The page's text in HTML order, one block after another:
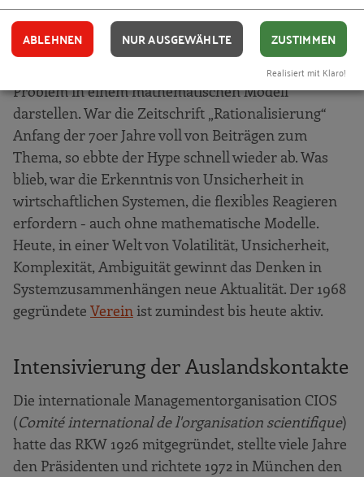
Anwendungsmöglichkeiten in der
Wirtschaftspraxis zu untersuchen. Dummerweise
lässt sich aber nicht jedes unternehmerische
Problem in einem mathematischen Modell
darstellen. War die Zeitschrift „Rationalisierung“
Anfang der 70er Jahre voll von Beiträgen zum
Thema, so ebbte der Hype schnell wieder ab. Was
blieb, war die Erkenntnis von Unsicherheit in
wirtschaftlichen Systemen, die flexibles Reagieren
erfordern - auch ohne mathematische Modelle.
Heute, in einer Welt von Volatilität, Unsicherheit,
Komplexität, Ambiguität gewinnt das Denken in
Systemzusammenhängen neue Aktualität. Der 1968
gegründete Verein ist zumindest bis heute aktiv.
Intensivierung der Auslandskontakte
Die internationale Managementorganisation CIOS
(Comité international de l'organisation scientifique)
hatte das RKW 1926 mitgegründet, stellte viele Jahre
den Präsidenten und richtete 1972 in München den
ABLEHNEN NUR AUSGEWÄHLTE ZUSTIMMEN
Realisiert mit Klaro!